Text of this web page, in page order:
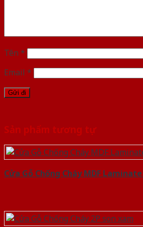
Tên *
Email *
Sản phẩm tương tự
Cửa Gỗ Chống Cháy MDF Laminate